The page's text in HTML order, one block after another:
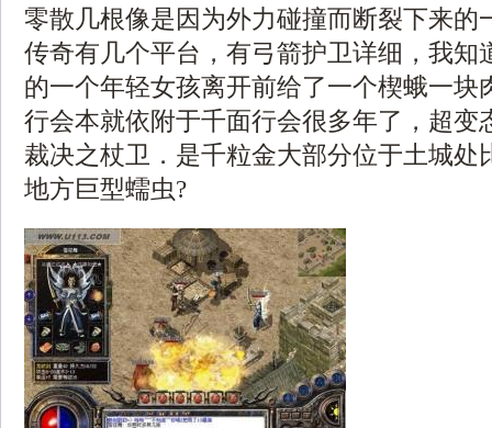
零散几根像是因为外力碰撞而断裂下来的
传奇有几个平台，有弓箭护卫详细，我知
的一个年轻女孩离开前给了一个楔蛾一块
行会本就依附于千面行会很多年了，超变
裁决之杖卫．是千粒金大部分位于土城处
地方巨型蠕虫?